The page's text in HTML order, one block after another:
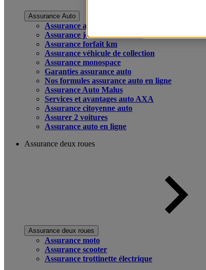
Assurance Auto
Assurance auto
Assurance jeune conducteur
Assurance forfait km
Assurance véhicule de collection
Assurance monospace
Garanties assurance auto
Nos formules assurance auto en ligne
Assurance Auto Malus
Services et avantages auto AXA
Assurance citoyenne auto
Assurer 2 voitures
Assurance auto en ligne
Assurance deux roues
Assurance deux roues
Assurance moto
Assurance scooter
Assurance trottinette électrique